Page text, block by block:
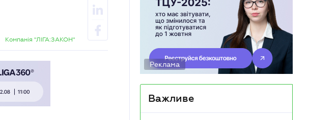
Компанія "ЛІГА:ЗАКОН"
Реклама
Важливе